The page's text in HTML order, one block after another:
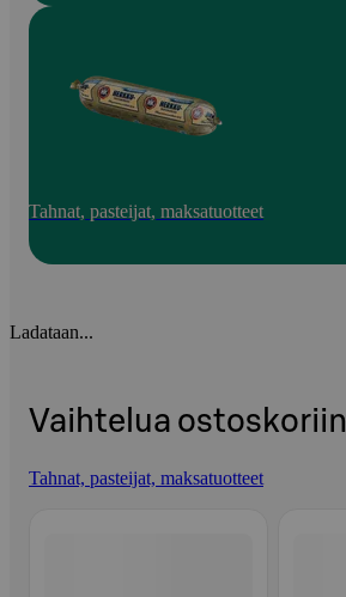
Tahnat, pasteijat, maksatuotteet
Ladataan...
Vaihtelua ostoskoriin
Tahnat, pasteijat, maksatuotteet